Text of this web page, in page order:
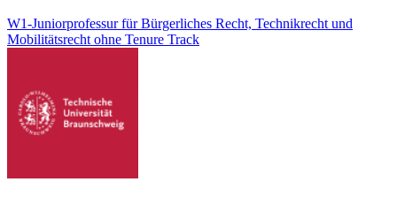
W1-Juniorprofessur für Bürgerliches Recht, Technikrecht und
Mobilitätsrecht ohne Tenure Track